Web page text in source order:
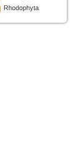
Rhodophyta